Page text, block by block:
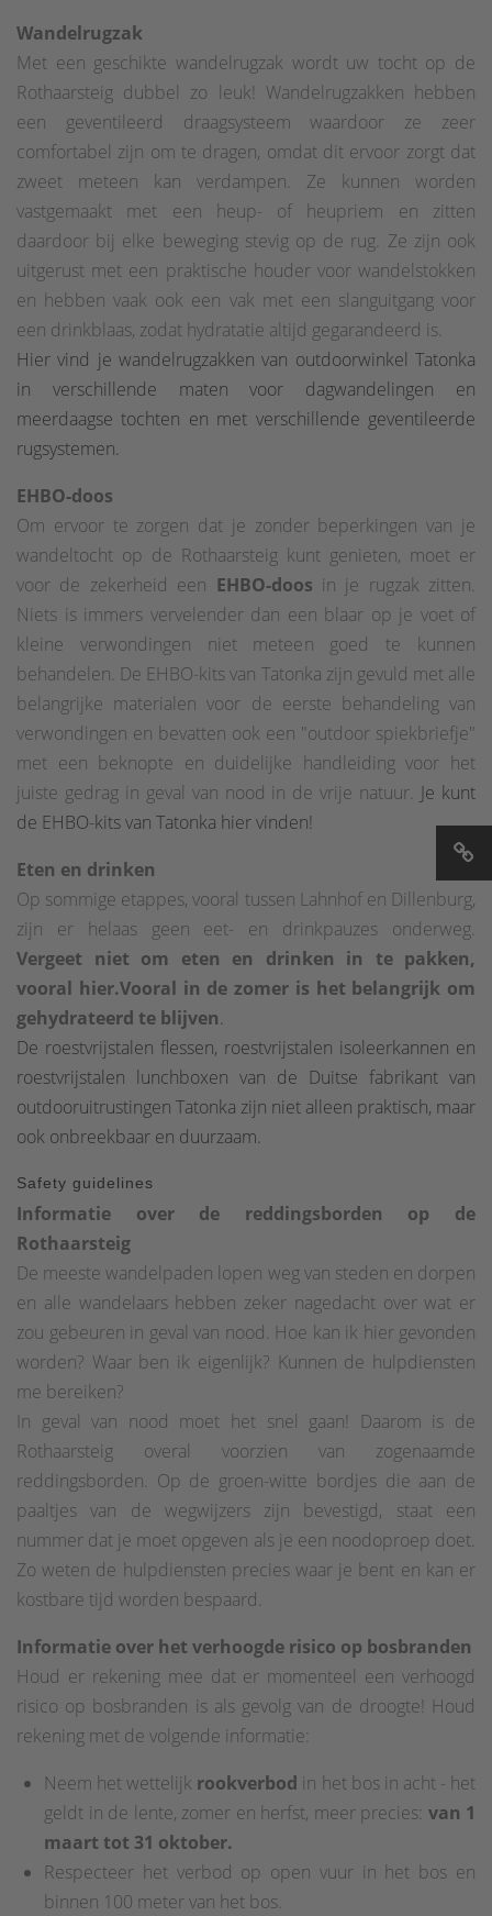
Wandelrugzak
Met een geschikte wandelrugzak wordt uw tocht op de
Rothaarsteig dubbel zo leuk! Wandelrugzakken hebben
een geventileerd draagsysteem waardoor ze zeer
comfortabel zijn om te dragen, omdat dit ervoor zorgt dat
zweet meteen kan verdampen. Ze kunnen worden
vastgemaakt met een heup- of heupriem en zitten
daardoor bij elke beweging stevig op de rug. Ze zijn ook
uitgerust met een praktische houder voor wandelstokken
en hebben vaak ook een vak met een slanguitgang voor
een drinkblaas, zodat hydratatie altijd gegarandeerd is.
Hier vind je wandelrugzakken van outdoorwinkel Tatonka
in verschillende maten voor dagwandelingen en
meerdaagse tochten en met verschillende geventileerde
rugsystemen.
EHBO-doos
Om ervoor te zorgen dat je zonder beperkingen van je
wandeltocht op de Rothaarsteig kunt genieten, moet er
voor de zekerheid een EHBO-doos in je rugzak zitten.
Niets is immers vervelender dan een blaar op je voet of
kleine verwondingen niet meteen goed te kunnen
behandelen. De EHBO-kits van Tatonka zijn gevuld met alle
belangrijke materialen voor de eerste behandeling van
verwondingen en bevatten ook een "outdoor spiekbriefje"
met een beknopte en duidelijke handleiding voor het
juiste gedrag in geval van nood in de vrije natuur. Je kunt
de EHBO-kits van Tatonka hier vinden!
Eten en drinken
Op sommige etappes, vooral tussen Lahnhof en Dillenburg,
zijn er helaas geen eet- en drinkpauzes onderweg.
Vergeet niet om eten en drinken in te pakken,
vooral hier.Vooral in de zomer is het belangrijk om
gehydrateerd te blijven.
De roestvrijstalen flessen, roestvrijstalen isoleerkannen en
roestvrijstalen lunchboxen van de Duitse fabrikant van
outdooruitrustingen Tatonka zijn niet alleen praktisch, maar
ook onbreekbaar en duurzaam.
Safety guidelines
Informatie over de reddingsborden op de
Rothaarsteig
De meeste wandelpaden lopen weg van steden en dorpen
en alle wandelaars hebben zeker nagedacht over wat er
zou gebeuren in geval van nood. Hoe kan ik hier gevonden
worden? Waar ben ik eigenlijk? Kunnen de hulpdiensten
me bereiken?
In geval van nood moet het snel gaan! Daarom is de
Rothaarsteig overal voorzien van zogenaamde
reddingsborden. Op de groen-witte bordjes die aan de
paaltjes van de wegwijzers zijn bevestigd, staat een
nummer dat je moet opgeven als je een noodoproep doet.
Zo weten de hulpdiensten precies waar je bent en kan er
kostbare tijd worden bespaard.
Informatie over het verhoogde risico op bosbranden
Houd er rekening mee dat er momenteel een verhoogd
risico op bosbranden is als gevolg van de droogte! Houd
rekening met de volgende informatie:
Neem het wettelijk rookverbod in het bos in acht - het
geldt in de lente, zomer en herfst, meer precies: van 1
maart tot 31 oktober.
Respecteer het verbod op open vuur in het bos en
binnen 100 meter van het bos.